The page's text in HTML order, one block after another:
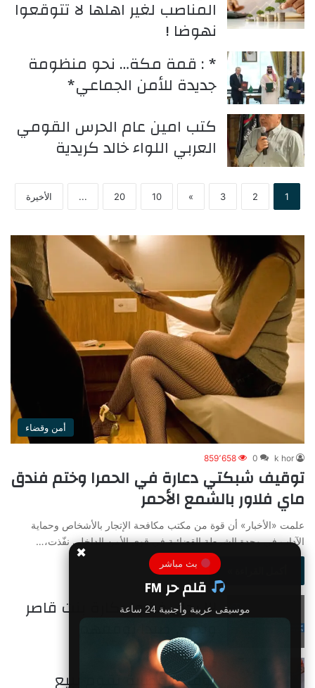
✖
بث مباشر
قلم حر FM
موسيقى عربية وأجنبية 24 ساعة
المناصب لغير اهلها لا تتوقعوا
نهوضا !
* : قمة مكة… نحو منظومة
جديدة للأمن الجماعي*
كتب امين عام الحرس القومي
العربي اللواء خالد كريدية
1
2
3
»
10
20
... الأخيرة
أمن وقضاء
k hor
0 859٬658
توقيف شبكتي دعارة في الحمرا وختم فندق
ماي فلاور بالشمع الأحمر
علمت «الأخبار» أن قوة من مكتب مكافحة الإتجار بالأشخاص وحماية
الآداب في وحدة الشرطة القضائية في قوى الأمن الداخلي نفّذت،…
٣ رجال فضوا بكارة بنت قاصر
وتحري صيدا يوقفهم
توقيف عصابة تقوم ببيع